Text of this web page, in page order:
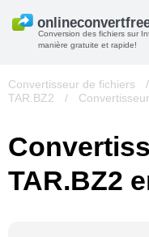
Conversion des fichiers sur
manière gratuite et rapide!
Convertisseur de fichiers /
TAR.BZ2
/
TAR.BZ2